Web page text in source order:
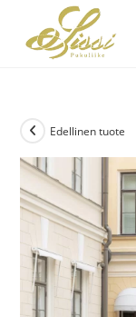
suoraan
sisältöön
Edellinen tuote